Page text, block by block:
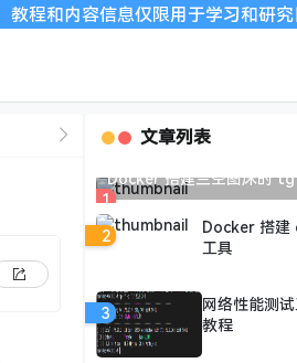
息仅限用于学习和研究目的。不
文章列表
1
Docker 搭建兰空图床的
2
Docker 搭
工具
3
网络性能测
教程